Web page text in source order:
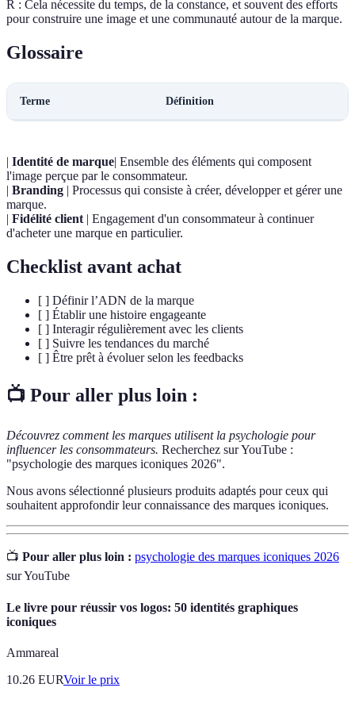
R : Cela nécessite du temps, de la constance, et souvent des efforts
pour construire une image et une communauté autour de la marque.
Glossaire
Terme Définition
| Identité de marque| Ensemble des éléments qui composent
l'image perçue par le consommateur.
| Branding | Processus qui consiste à créer, développer et gérer une
marque.
| Fidélité client | Engagement d'un consommateur à continuer
d'acheter une marque en particulier.
Checklist avant achat
[ ] Définir l’ADN de la marque
[ ] Établir une histoire engageante
[ ] Interagir régulièrement avec les clients
[ ] Suivre les tendances du marché
[ ] Être prêt à évoluer selon les feedbacks
📺 Pour aller plus loin :
Découvrez comment les marques utilisent la psychologie pour
influencer les consommateurs. Recherchez sur YouTube :
"psychologie des marques iconiques 2026".
Nous avons sélectionné plusieurs produits adaptés pour ceux qui
souhaitent approfondir leur connaissance des marques iconiques.
📺 Pour aller plus loin : psychologie des marques iconiques 2026
sur YouTube
Le livre pour réussir vos logos: 50 identités graphiques
iconiques
Ammareal
10.26 EURVoir le prix